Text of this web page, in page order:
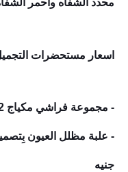
محدد الشفاه واحمر
اسعار مستحضرات
- مجموعة فراشي مكياج 12 قطعة مع علبة معدنية
- علبة مظلل العيون
جنيه